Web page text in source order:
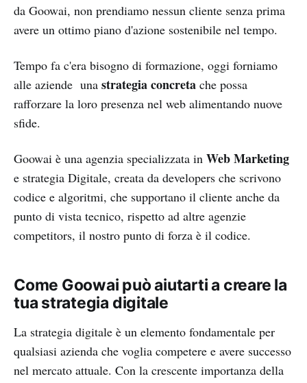
da Goowai, non prendiamo nessun cliente senza prima
avere un ottimo piano d'azione sostenibile nel tempo.
Tempo fa c'era bisogno di formazione, oggi forniamo
alle aziende una strategia concreta che possa
rafforzare la loro presenza nel web alimentando nuove
sfide.
Goowai è una agenzia specializzata in Web Marketing
e strategia Digitale, creata da developers che scrivono
codice e algoritmi, che supportano il cliente anche da
punto di vista tecnico, rispetto ad altre agenzie
competitors, il nostro punto di forza è il codice.
Come Goowai può aiutarti a creare la
tua strategia digitale
La strategia digitale è un elemento fondamentale per
qualsiasi azienda che voglia competere e avere successo
nel mercato attuale. Con la crescente importanza della